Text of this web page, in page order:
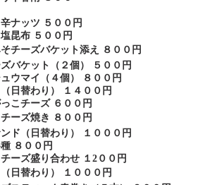
ナッツ ５００円
昆布 ５００円
チーズバケット添え ８００円
バケット（２個） ５００円
ウマイ（４個） ８００円
日替わり） １４００円
こチーズ ６００円
ーズ焼き ８００円
ド（日替わり） １０００円
８００円
ーズ盛り合わせ １2００円
日替わり） １０００円